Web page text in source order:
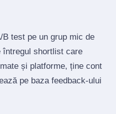
test pe un grup mic de
întregul shortlist care
și platforme, ține cont
pe baza feedback‑ului